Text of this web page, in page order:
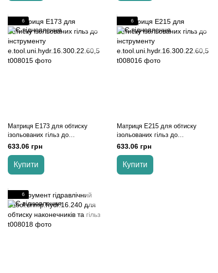
6
Матриця Е173 для обтиску
ізольованих гільз до
інструменту
e.tool.uni.hydr.16.300.22.60,5
633.06 грн
Купити
6
Матриця Е215 для обтиску
ізольованих гільз до
інструменту
e.tool.uni.hydr.16.300.22.60,5
633.06 грн
Купити
6